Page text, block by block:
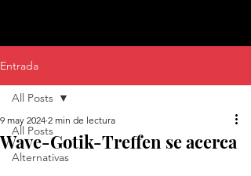
Entrada
All Posts
Alternativas
All Posts
Wave-Gotik-Treffen se acerca
9 may 2024 2 min de lectura